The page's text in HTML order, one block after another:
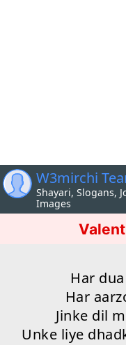
W3mirchi
Shayari, Slogans,
Images
Har
Har
Jinke dil
Unke liye